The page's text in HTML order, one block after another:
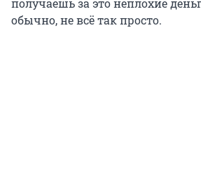
получаешь за это неплохие
обычно, не всё так просто.